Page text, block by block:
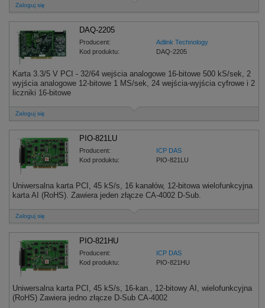
Zaloguj się
DAQ-2205
Producent:
Adlink Technology
Kod produktu:
DAQ-2205
Karta 3.3/5 V PCI - 32/64 wejścia analogowe 16-bitowe 500 kS/sek, 2
wyjścia analogowe 12-bitowe 1 MS/sek, 24 wejścia-wyjścia cyfrowe i 2
liczniki 16-bitowe
Zaloguj się
PIO-821LU
Producent:
ICP DAS
Kod produktu:
PIO-821LU
Uniwersalna karta PCI, 45 kS/s, 16 kanałów, 12-bitowa wielofunkcyjna
karta AI (RoHS). Zawiera jeden złącze CA-4002 D-Sub.
Zaloguj się
PIO-821HU
Producent:
ICP DAS
Kod produktu:
PIO-821HU
Uniwersalna karta PCI, 45 kS/s, 16-kan., 12-bitowy AI, wielofunkcyjna
(RoHS) Zawiera jedno złącze D-Sub CA-4002